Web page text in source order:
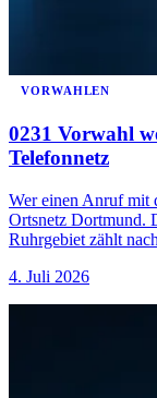
VORWAHLEN
0231 Vorwahl
Telefonnetz
Wer einen Anruf mit
Ortsnetz Dortmund.
Ruhrgebiet zählt
4. Juli 2026